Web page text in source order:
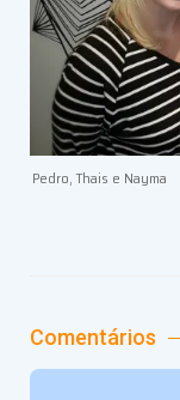
Pedro, Thais e Nayma
Comentários